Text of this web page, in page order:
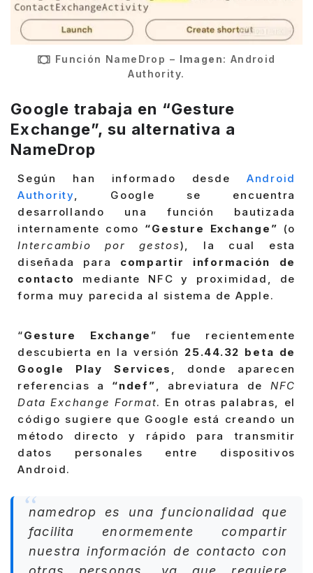
Función NameDrop – Imagen: Android
Authority.
Google trabaja en “Gesture
Exchange”, su alternativa a
NameDrop
Según han informado desde Android
Authority, Google se encuentra
desarrollando una función bautizada
internamente como “Gesture Exchange” (o
Intercambio por gestos), la cual esta
diseñada para compartir información de
contacto mediante NFC y proximidad, de
forma muy parecida al sistema de Apple.
“Gesture Exchange ” fue recientemente
descubierta en la versión 25.44.32 beta de
Google Play Services , donde aparecen
referencias a “ndef”, abreviatura de NFC
Data Exchange Format. En otras palabras, el
código sugiere que Google está creando un
método directo y rápido para transmitir
datos personales entre dispositivos
Android.
namedrop es una funcionalidad que
facilita enormemente compartir
nuestra información de contacto con